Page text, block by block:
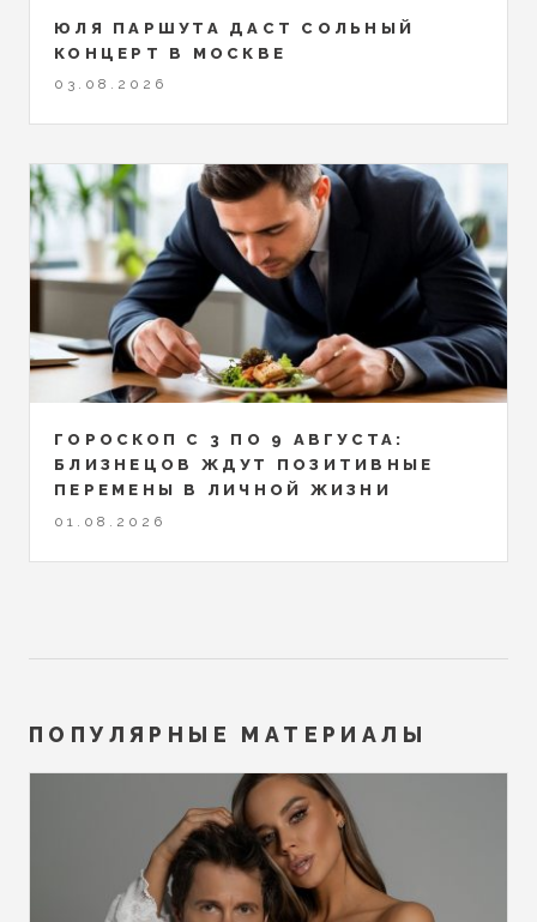
ЮЛЯ ПАРШУТА ДАСТ СОЛЬНЫЙ
КОНЦЕРТ В МОСКВЕ
03.08.2026
ГОРОСКОП С 3 ПО 9 АВГУСТА:
БЛИЗНЕЦОВ ЖДУТ ПОЗИТИВНЫЕ
ПЕРЕМЕНЫ В ЛИЧНОЙ ЖИЗНИ
01.08.2026
ПОПУЛЯРНЫЕ МАТЕРИАЛЫ